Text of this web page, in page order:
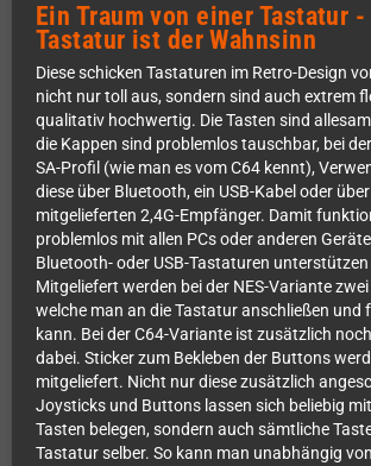
Ein Traum von einer Tastatur
Tastatur ist der Wahnsinn
Diese schicken Tastaturen im Retro-Design
nicht nur toll aus, sondern sind auch extrem
qualitativ hochwertig. Die Tasten sind
die Kappen sind problemlos tauschbar, bei
SA-Profil (wie man es vom C64 kennt),
diese über Bluetooth, ein USB-Kabel oder
mitgelieferten 2,4G-Empfänger. Damit
problemlos mit allen PCs oder anderen
Bluetooth- oder USB-Tastaturen
Mitgeliefert werden bei der NES-Variante
welche man an die Tastatur anschließen und
kann. Bei der C64-Variante ist zusätzlich
dabei. Sticker zum Bekleben der Buttons
mitgeliefert. Nicht nur diese zusätzlich
Joysticks und Buttons lassen sich beliebig
Tasten belegen, sondern auch sämtliche
Tastatur selber. So kann man unabhängig